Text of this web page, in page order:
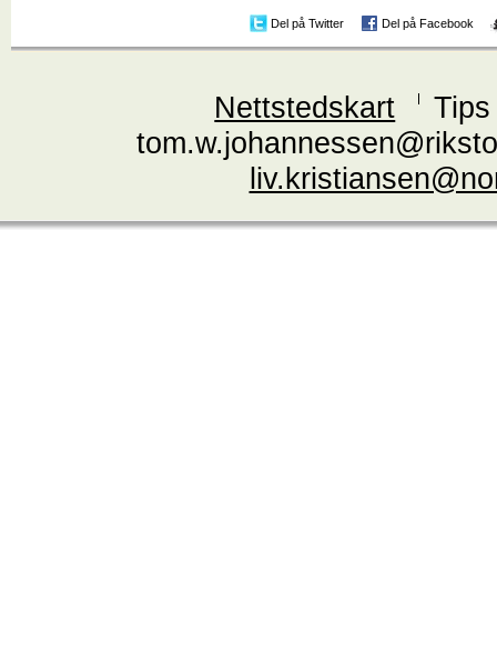
Del på Twitter Del på Facebook
Nettstedskart